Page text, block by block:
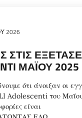
2026
ΜΑΪ́ΟΥ 2025
ότι άνοιξαν οι
Adolescenti του
είναι